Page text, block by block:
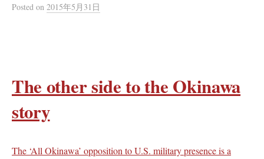
Posted on 2015年5月31日
The other side to the Okinawa
story
The ‘All Okinawa’ opposition to U.S. military presence is a